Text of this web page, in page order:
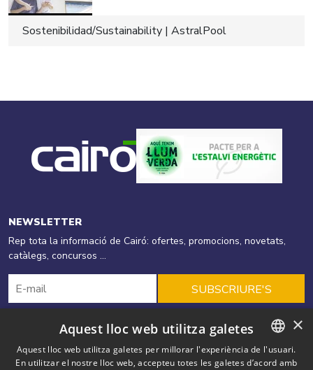
Sostenibilidad/Sustainability | AstralPool
Cairó Productes
Energies Renovables
NEWSLETTER
Rep tota la informació de Cairó: ofertes, promocions, novetats,
catàlegs, concursos ...
SUBSCRIURE'S
CATALAN
×
Aquest lloc web utilitza galetes
Aquest lloc web utilitza galetes per millorar l'experiència de l'usuari.
En utilitzar el nostre lloc web, accepteu totes les galetes d’acord amb